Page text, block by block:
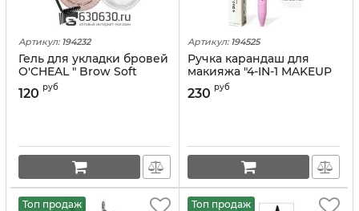
Артикул: 194232
Гель для укладки бровей
O'CHEAL " Brow Soft
Soap"
120 руб
Артикул: 194525
Ручка карандаш для
макияжа "4-IN-1 MAKEUP
PEN"
230 руб
Топ продаж Топ продаж